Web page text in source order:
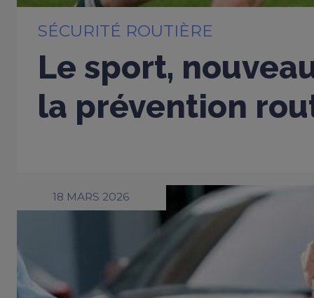
SÉCURITÉ ROUTIÈRE
Le sport,
la prévention
18 MARS 2026